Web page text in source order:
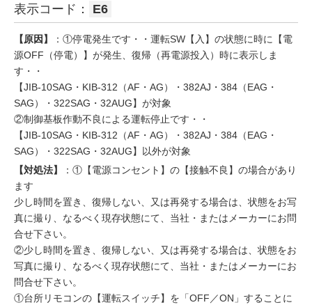
表示コード： E6
【原因】
：①停電発生です・・運転SW【入】の状態に時に【電
源OFF（停電）】が発生、復帰（再電源投入）時に表示しま
す・・
【JIB-10SAG・KIB-312（AF・AG）・382AJ・384（EAG・
SAG）・322SAG・32AUG】が対象
②制御基板作動不良による運転停止です・・
【JIB-10SAG・KIB-312（AF・AG）・382AJ・384（EAG・
SAG）・322SAG・32AUG】以外が対象
【対処法】
：①【電源コンセント】の【接触不良】の場合があり
ます
少し時間を置き、復帰しない、又は再発する場合は、状態をお写
真に撮り、なるべく現存状態にて、当社・またはメーカーにお問
合せ下さい。
②少し時間を置き、復帰しない、又は再発する場合は、状態をお
写真に撮り、なるべく現存状態にて、当社・またはメーカーにお
問合せ下さい。
①台所リモコンの【運転スイッチ】を「OFF／ON」することに